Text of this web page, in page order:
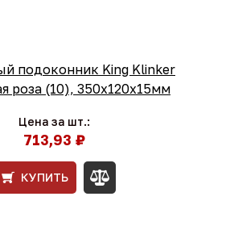
подоконник King Klinker
роза (10), 350х120х15мм
Цена за шт.:
713,93 ₽
КУПИТЬ